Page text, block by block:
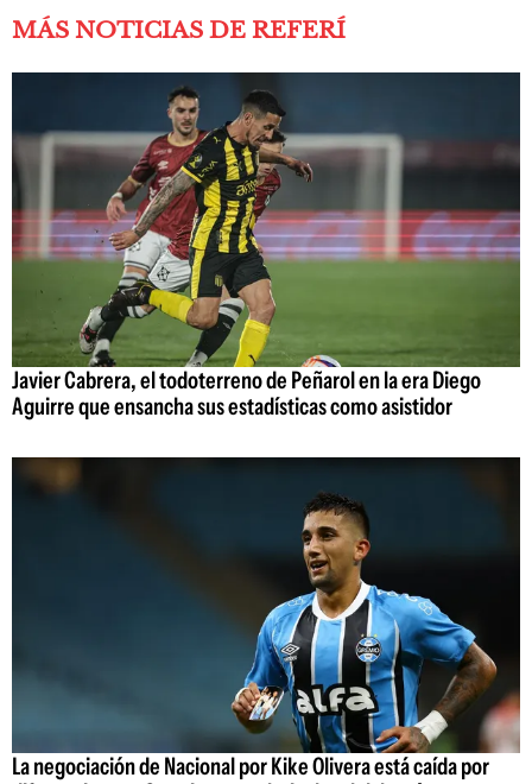
MÁS NOTICIAS DE REFERÍ
Javier Cabrera, el todoterreno de Peñarol en la era Diego
Aguirre que ensancha sus estadísticas como asistidor
La negociación de Nacional por Kike Olivera está caída por